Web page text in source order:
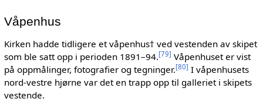
Våpenhus
Kirken hadde tidligere et våpenhus† ved vestenden av skipet
som ble satt opp i perioden 1891–94.[79] Våpenhuset er vist
på oppmålinger, fotografier og tegninger.[80] I våpenhusets
nord-vestre hjørne var det en trapp opp til galleriet i skipets
vestende.